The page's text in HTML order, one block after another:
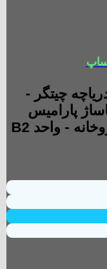
باملند دریاچه چیتگر -
پارامیس